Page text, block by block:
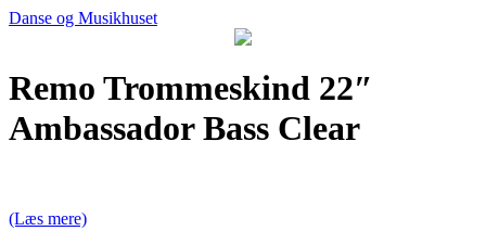
Danse og Musikhuset
Remo Trommeskind 22″
Ambassador Bass Clear
(Læs mere)